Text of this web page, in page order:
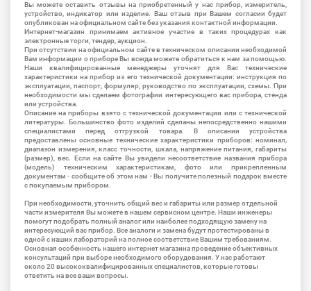
Вы можете оставить отзывы на приобретенный у нас прибор, измеритель,
устройство, индикатор или изделие. Ваш отзыв при Вашем согласии будет
опубликован на официальном сайте без указания контактной информации.
Интернет-магазин принимаем активное участие в таких процедурах как
электронные торги, тендер, аукцион.
При отсутствии на официальном сайте в техническом описании необходимой
Вам информации о приборе Вы всегда можете обратиться к нам за помощью.
Наши квалифицированные менеджеры уточнят для Вас технические
характеристики на прибор из его технической документации: инструкция по
эксплуатации, паспорт, формуляр, руководство по эксплуатации, схемы. При
необходимости мы сделаем фотографии интересующего вас прибора, стенда
или устройства.
Описание на приборы взято с технической документации или с технической
литературы. Большинство фото изделий сделаны непосредственно нашими
специалистами перед отгрузкой товара. В описании устройства
предоставлены основные технические характеристики приборов: номинал,
диапазон измерения, класс точности, шкала, напряжение питания, габариты
(размер), вес. Если на сайте Вы увидели несоответствие названия прибора
(модель) техническим характеристикам, фото или прикрепленным
документам - сообщите об этом нам - Вы получите полезный подарок вместе
с покупаемым прибором.
При необходимости, уточнить общий вес и габариты или размер отдельной
части измерителя Вы можете в нашем сервисном центре. Наши инженеры
помогут подобрать полный аналог или наиболее подходящую замену на
интересующий вас прибор. Все аналоги и замена будут протестированы в
одной с наших лабораторий на полное соответствие Вашим требованиям.
Основная особенность нашего интернет магазина проведение объективных
консультаций при выборе необходимого оборудования. У нас работают
около 20 высококвалифицированных специалистов, которые готовы
ответить на все ваши вопросы.